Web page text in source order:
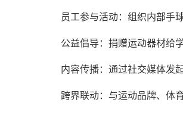
员工参与活动：组织内部手
公益倡导：捐赠运动器材给
内容传播：通过社交媒体发
跨界联动：与运动品牌、体